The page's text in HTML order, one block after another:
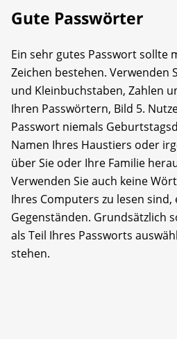
Gute Passwörter
Ein sehr gutes Passwort sollte
Zeichen bestehen. Verwenden
und Kleinbuchstaben, Zahlen
Ihren Passwörtern, Bild 5.
Passwort niemals
Namen Ihres Haustiers oder
über Sie oder Ihre Familie
Verwenden Sie auch keine
Ihres Computers zu lesen
Gegenständen. Grundsätzlich
als Teil Ihres Passworts
stehen.